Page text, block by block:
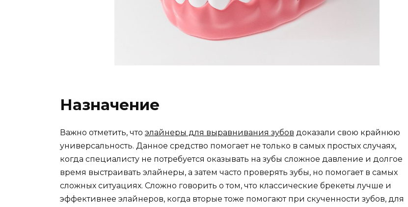
Назначение
Важно отметить, что элайнеры для выравнивания зубов доказали свою крайнюю
универсальность. Данное средство помогает не только в самых простых случаях,
когда специалисту не потребуется оказывать на зубы сложное давление и долгое
время выстраивать элайнеры, а затем часто проверять зубы, но помогает в самых
сложных ситуациях. Сложно говорить о том, что классические брекеты лучше и
эффективнее элайнеров, когда вторые тоже помогают при скученности зубов, для